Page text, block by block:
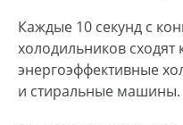
Каждые 10 секунд с
холодильников сходят
энергоэффективные
и стиральные машины.